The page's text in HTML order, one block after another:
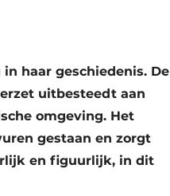
haar geschiedenis. De
uitbesteedt aan
omgeving. Het
gestaan en zorgt
en figuurlijk, in dit